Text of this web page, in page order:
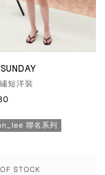
短洋裝
聯名系列
STOCK